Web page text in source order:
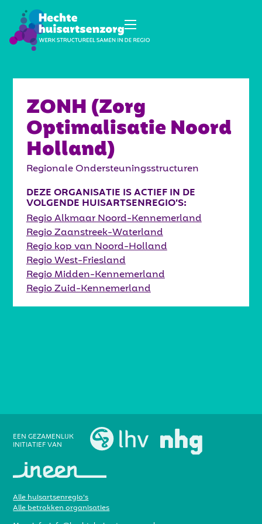
ZONH (Zorg
Optimalisatie Noord
Holland)
Regionale Ondersteuningsstructuren
DEZE ORGANISATIE IS ACTIEF IN DE
VOLGENDE HUISARTSENREGIO’S:
Regio Alkmaar Noord-Kennemerland
Regio Zaanstreek-Waterland
Regio kop van Noord-Holland
Regio West-Friesland
Regio Midden-Kennemerland
Regio Zuid-Kennemerland
EEN GEZAMENLIJK
INITIATIEF VAN
Alle huisartsenregio’s
Alle betrokken organisaties